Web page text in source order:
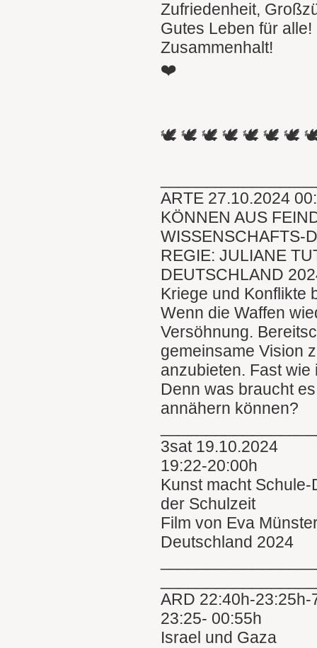
Zufriedenheit,
Gutes Leben für alle!
Zusammenhalt!
❤️
🕊 🕊 🕊 🕊 🕊 🕊 🕊
ARTE 27.10.2024
KÖNNEN AUS
WISSENSCHAFTS-
REGIE: JULIANE
DEUTSCHLAND
Kriege und Konflikte
Wenn die Waffen
Versöhnung.
gemeinsame Vision
anzubieten. Fast
Denn was braucht
annähern können?
3sat 19.10.2024
19:22-20:00h
Kunst macht
der Schulzeit
Film von Eva
Deutschland 2024
ARD 22:40h-
23:25- 00:55h
Israel und Gaza